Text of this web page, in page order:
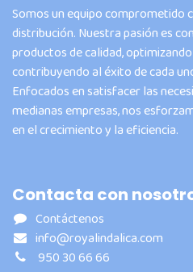
Somos un equipo comprometido
distribución. Nuestra pasión es
productos de calidad,
contribuyendo al éxito de cada
Enfocados en satisfacer las
medianas empresas, nos
en el crecimiento y la eficiencia.
Contacta con
Contáctenos
info@royalindalica.com
950 30 66 66